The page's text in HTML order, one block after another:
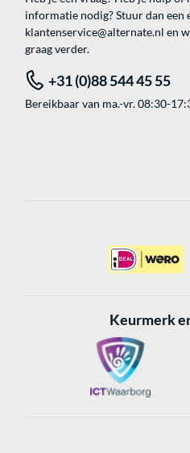
informatie nodig? Stuur dan een
klantenservice@alternate.nl en
graag verder.
+31 (0)88 544 45 55
Bereikbaar van ma.-vr. 08:30-
Keurmerk